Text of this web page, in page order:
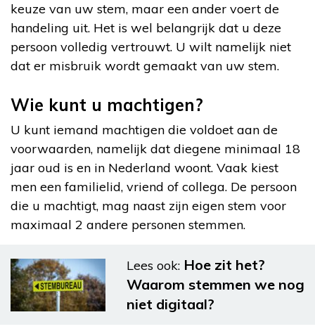
keuze van uw stem, maar een ander voert de
handeling uit. Het is wel belangrijk dat u deze
persoon volledig vertrouwt. U wilt namelijk niet
dat er misbruik wordt gemaakt van uw stem.
Wie kunt u machtigen?
U kunt iemand machtigen die voldoet aan de
voorwaarden, namelijk dat diegene minimaal 18
jaar oud is en in Nederland woont. Vaak kiest
men een familielid, vriend of collega. De persoon
die u machtigt, mag naast zijn eigen stem voor
maximaal 2 andere personen stemmen.
Lees ook: Hoe zit het?
Waarom stemmen we nog
niet digitaal?